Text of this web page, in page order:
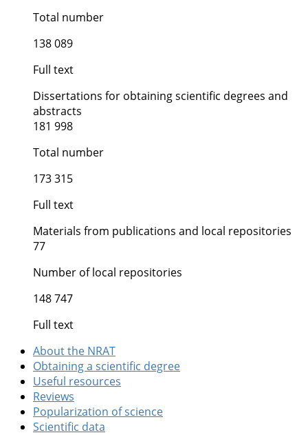
Total number
138 089
Full text
Dissertations for obtaining scientific degrees and
abstracts
181 998
Total number
173 315
Full text
Materials from publications and local repositories
77
Number of local repositories
148 747
Full text
About the NRAT
Obtaining a scientific degree
Useful resources
Reviews
Popularization of science
Scientific data